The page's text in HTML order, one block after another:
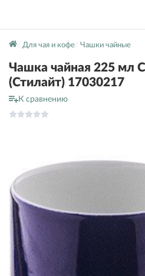
Для чая и кофе Чашки чайные
Чашка чайная 225 мл
(Стилайт) 17030217
К сравнению